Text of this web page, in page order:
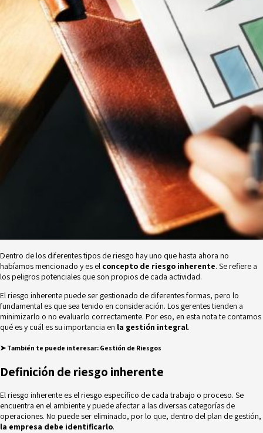
Contacto
Área de clientes
Dentro de los diferentes tipos de riesgo hay uno que hasta ahora no
habíamos mencionado y es el concepto de riesgo inherente. Se refiere a
los peligros potenciales que son propios de cada actividad.
El riesgo inherente puede ser gestionado de diferentes formas, pero lo
fundamental es que sea tenido en consideración. Los gerentes tienden a
minimizarlo o no evaluarlo correctamente. Por eso, en esta nota te contamos
qué es y cuál es su importancia en la gestión integral.
➤ También te puede interesar: Gestión de Riesgos
Definición de riesgo inherente
El riesgo inherente es el riesgo específico de cada trabajo o proceso. Se
encuentra en el ambiente y puede afectar a las diversas categorías de
operaciones. No puede ser eliminado, por lo que, dentro delplan de gestión,
la empresa debe identificarlo.